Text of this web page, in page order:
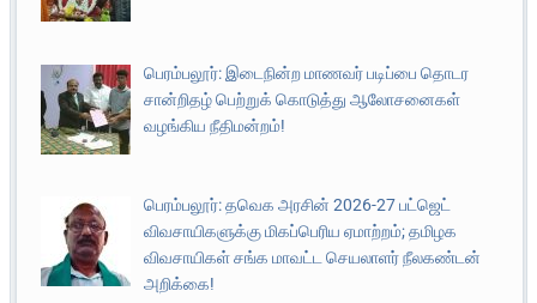
பெரம்பலூர்: இடைநின்ற மாணவர் படிப்பை தொடர
சான்றிதழ் பெற்றுக் கொடுத்து ஆலோசனைகள்
வழங்கிய நீதிமன்றம்!
பெரம்பலூர்: தவெக அரசின் 2026-27 பட்ஜெட்
விவசாயிகளுக்கு மிகப்பெரிய ஏமாற்றம்; தமிழக
விவசாயிகள் சங்க மாவட்ட செயலாளர் நீலகண்டன்
அறிக்கை!